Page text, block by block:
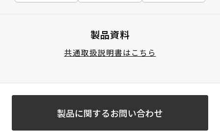
製品資料
共通取扱説明書はこちら
製品に関するお問い合わせ